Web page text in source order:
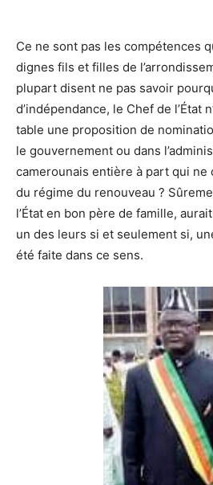
Ce ne sont pas les compétences
dignes fils et filles de
plupart disent ne pas savoir
d’indépendance, le Chef de l’État
table une proposition de
le gouvernement ou dans
camerounais entière à part qui
du régime du renouveau ?
l’État en bon père de famille,
un des leurs si et seulement si,
été faite dans ce sens.